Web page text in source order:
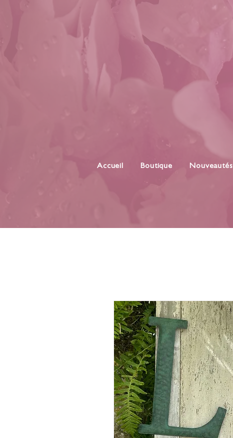
Accueil Boutique Nouveautés